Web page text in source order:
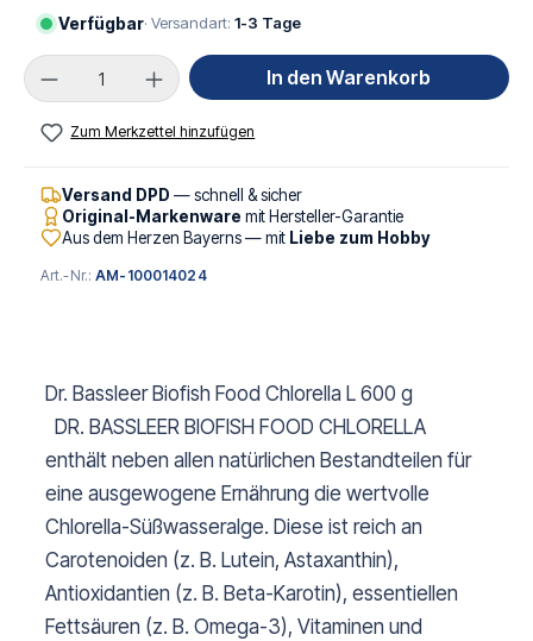
Verfügbar· Versandart: 1-3 Tage
Produkt Anzahl: Gib den gewünschten Wert
In den Warenkorb
Zum Merkzettel hinzufügen
Versand DPD — schnell & sicher
Original-Markenware mit Hersteller-Garantie
Aus dem Herzen Bayerns — mit Liebe zum Hobby
Art.-Nr.:AM-100014024
Dr. Bassleer Biofish Food Chlorella L 600 g
DR. BASSLEER BIOFISH FOOD CHLORELLA
enthält neben allen natürlichen Bestandteilen für
eine ausgewogene Ernährung die wertvolle
Chlorella-Süßwasseralge. Diese ist reich an
Carotenoiden (z. B. Lutein, Astaxanthin),
Antioxidantien (z. B. Beta-Karotin), essentiellen
Fettsäuren (z. B. Omega-3), Vitaminen und